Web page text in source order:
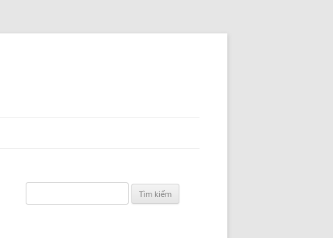
kiếm